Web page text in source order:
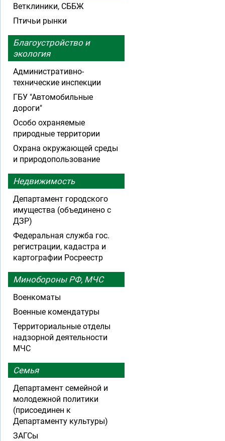
Ветклиники, СББЖ
Птичьи рынки
Благоустройство и
экология
Административно-
технические инспекции
ГБУ "Автомобильные
дороги"
Особо охраняемые
природные территории
Охрана окружающей среды
и природопользование
Недвижимость
Департамент городского
имущества (объединено с
ДЗР)
Федеральная служба гос.
регистрации, кадастра и
картографии Росреестр
Минобороны РФ, МЧС
Военкоматы
Военные комендатуры
Территориальные отделы
надзорной деятельности
МЧС
Семья
Департамент семейной и
молодежной политики
(присоединен к
Департаменту культуры)
ЗАГСы